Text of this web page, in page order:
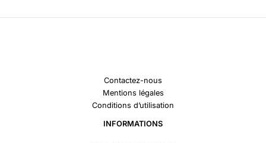
Contactez-nous
Mentions légales
Conditions d’utilisation
INFORMATIONS